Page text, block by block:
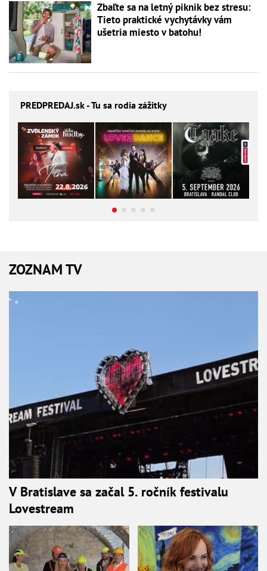
Zbaľte sa na letný piknik bez stresu:
Tieto praktické vychytávky vám
ušetria miesto v batohu!
PREDPREDAJ.sk - Tu sa rodia zážitky
ZOZNAM TV
V Bratislave sa začal 5. ročník festivalu
Lovestream